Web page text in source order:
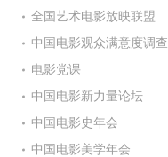
全国艺术电影放映联盟
中国电影观众满意度调查
电影党课
中国电影新力量论坛
中国电影史年会
中国电影美学年会